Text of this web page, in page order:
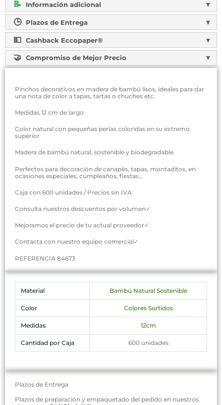
Información adicional
Plazos de Entrega
Cashback Eccopaper®
Compromiso de Mejor Precio
Pinchos decorativos en madera de bambú lisos, ideales para dar
una nota de color a tapas, tartas o chuches etc.
Medidas 12 cm de largo
Color natural con pequeñas perlas coloridas en su extremo
superior
Madera de bambú natural, sostenible y biodegradable
Perfectos para decoración de canapés, tapas, montaditos, en
ocasiones especiales, cumpleaños, fiestas…
Caja con 600 unidades / Precios sin IVA
Consulta nuestros descuentos por volumen✓
Mejoramos el precio de tu actual proveedor✓
Contacta con nuestro equipo comercial✓
REFERENCIA 84673
Material Bambú Natural Sostenible
Color Colores Surtidos
Medidas 12cm
Cantidad por Caja 600 unidades
Plazos de Entrega
Plazos de preparación y empaquetado del pedido en nuestros